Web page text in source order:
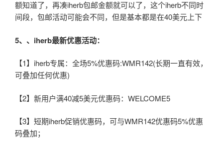
额知道了，再凑iherb包邮金额就可以了，这个iherb不同时
间段，包邮活动可能会不同，但是基本都是在40美元上下
5、、iherb最新优惠活动：
【1】iherb专属：全场5%优惠码:WMR142(长期一直有效，
可叠加任何优惠)
【2】新用户满40减5美元优惠码：WELCOME5
【3】短期iherb促销优惠码，可与WMR142优惠码5%优惠
码叠加；